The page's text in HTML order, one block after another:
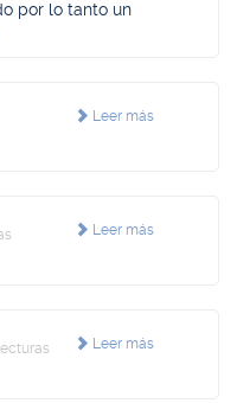
por lo tanto un
Leer más
Leer más
Leer más